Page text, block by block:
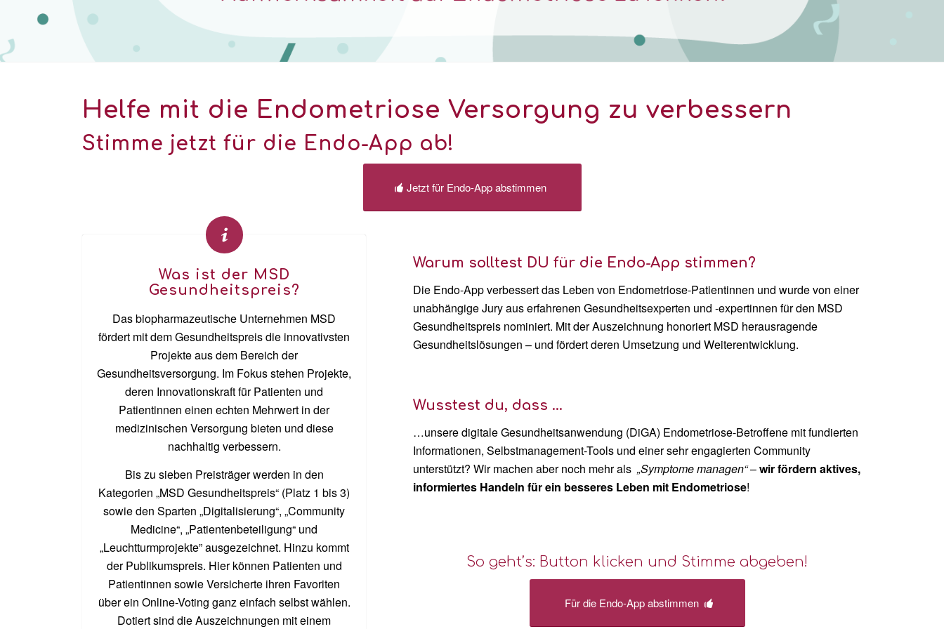
Helfe mit die Endometriose Versorgung zu verbessern
Stimme jetzt für die Endo-App ab!
Jetzt für Endo-App abstimmen
Was ist der MSD
Gesundheitspreis?
Das biopharmazeutische Unternehmen MSD
fördert mit dem Gesundheitspreis die innovativsten
Projekte aus dem Bereich der
Gesundheitsversorgung. Im Fokus stehen Projekte,
deren Innovationskraft für Patienten und
Patientinnen einen echten Mehrwert in der
medizinischen Versorgung bieten und diese
nachhaltig verbessern.
Bis zu sieben Preisträger werden in den
Kategorien „MSD Gesundheitspreis“ (Platz 1 bis 3)
sowie den Sparten „Digitalisierung“, „Community
Medicine“, „Patientenbeteiligung“ und
„Leuchtturmprojekte” ausgezeichnet. Hinzu kommt
der Publikumspreis. Hier können Patienten und
Patientinnen sowie Versicherte ihren Favoriten
über ein Online-Voting ganz einfach selbst wählen.
Dotiert sind die Auszeichnungen mit einem
Warum solltest DU für die Endo-App stimmen?
Die Endo-App verbessert das Leben von Endometriose-Patientinnen und wurde von einer
unabhängige Jury aus erfahrenen Gesundheitsexperten und -expertinnen für den MSD
Gesundheitspreis nominiert. Mit der Auszeichnung honoriert MSD herausragende
Gesundheitslösungen – und fördert deren Umsetzung und Weiterentwicklung.
Wusstest du, dass …
…unsere digitale Gesundheitsanwendung (DiGA) Endometriose-Betroffene mit fundierten
Informationen, Selbstmanagement-Tools und einer sehr engagierten Community
unterstützt? Wir machen aber noch mehr als „Symptome managen“–wir fördern aktives,
informiertes Handeln für ein besseres Leben mit Endometriose!
So geht’s: Button klicken und Stimme abgeben!
Für die Endo-App abstimmen